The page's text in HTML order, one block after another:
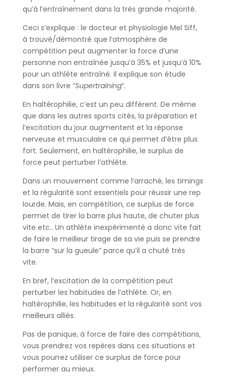
qu’à l’entraînement dans la très grande majorité.
Ceci s’explique : le docteur et physiologie Mel Siff,
à trouvé/démontré que l’atmosphère de
compétition peut augmenter la force d’une
personne non entraînée jusqu’à 35% et jusqu’à 10%
pour un athlète entraîné. Il explique son étude
dans son livre “Supertraining”.
En haltérophilie, c’est un peu différent. De même
que dans les autres sports cités, la préparation et
l’excitation du jour augmentent et la réponse
nerveuse et musculaire ce qui permet d’être plus
fort. Seulement, en haltérophilie, le surplus de
force peut perturber l’athlète.
Dans un mouvement comme l’arraché, les timings
et la régularité sont essentiels pour réussir une rep
lourde. Mais, en compétition, ce surplus de force
permet de tirer la barre plus haute, de chuter plus
vite etc.. Un athlète inexpérimenté a donc vite fait
de faire le meilleur tirage de sa vie puis se prendre
la barre “sur la gueule” parce qu’il a chuté très
vite.
En bref, l’excitation de la compétition peut
perturber les habitudes de l’athlète. Or, en
haltérophilie, les habitudes et la régularité sont vos
meilleurs alliés.
Pas de panique, à force de faire des compétitions,
vous prendrez vos repères dans ces situations et
vous pourrez utiliser ce surplus de force pour
performer au mieux.